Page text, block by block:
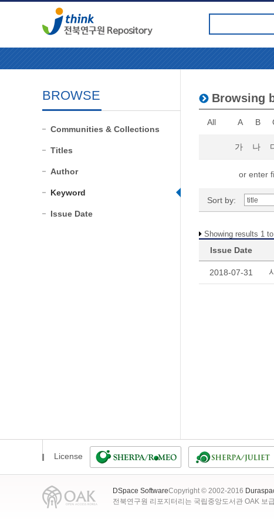
BROWSE
Communities & Collections
Titles
Author
Keyword
Issue Date
Browsing
All A B
가 나
or enter
Sort by:
Showing results 1
Issue Date
2018-07-31
License
DSpace SoftwareCopyright © 2002-2016
전북연구원 리포지터리는 국립중앙도서관 OAK 보